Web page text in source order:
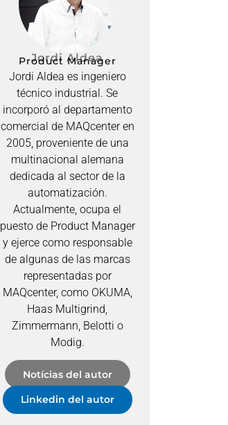
Jordi Aldea
Product Manager
Jordi Aldea es ingeniero
técnico industrial. Se
incorporó al departamento
comercial de MAQcenter en
2005, proveniente de una
multinacional alemana
dedicada al sector de la
automatización.
Actualmente, ocupa el
puesto de Product Manager
y ejerce como responsable
de algunas de las marcas
representadas por
MAQcenter, como OKUMA,
Haas Multigrind,
Zimmermann, Belotti o
Modig.
Notícias del autor
Linkedin del autor